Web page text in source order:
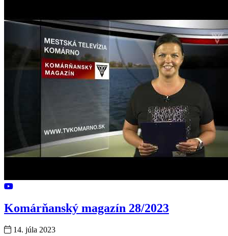
Komárňanský magazín 28/2023
14. júla 2023